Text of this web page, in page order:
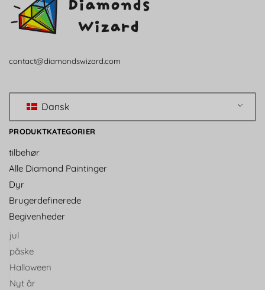
contact@diamondswizard.com
Dansk
PRODUKTKATEGORIER
tilbehør
Alle Diamond Paintinger
Dyr
Brugerdefinerede
Begivenheder
jul
påske
Halloween
Nyt år